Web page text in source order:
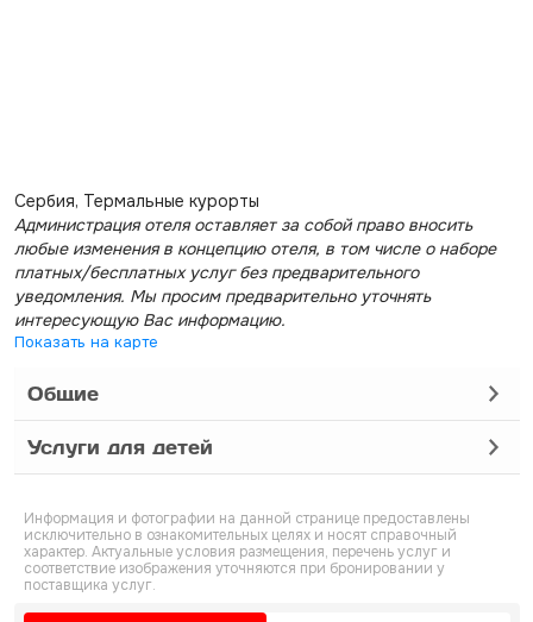
Сербия, Термальные курорты
Администрация отеля оставляет за собой право вносить
любые изменения в концепцию отеля, в том числе о наборе
платных/бесплатных услуг без предварительного
уведомления. Мы просим предварительно уточнять
интересующую Вас информацию.
Показать на карте
Общие
Услуги для детей
Информация и фотографии на данной странице предоставлены
исключительно в ознакомительных целях и носят справочный
характер. Актуальные условия размещения, перечень услуг и
соответствие изображения уточняются при бронировании у
поставщика услуг.